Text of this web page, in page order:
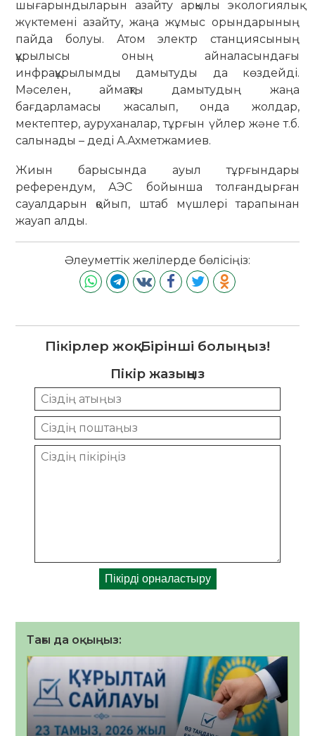
шығарындыларын азайту арқылы экологиялық
жүктемені азайту, жаңа жұмыс орындарының
пайда болуы. Атом электр станциясының
құрылысы оның айналасындағы
инфрақұрылымды дамытуды да көздейді.
Мәселен, аймақты дамытудың жаңа
бағдарламасы жасалып, онда жолдар,
мектептер, ауруханалар, тұрғын үйлер және т.б.
салынады – деді А.Ахметжамиев.
Жиын барысында ауыл тұрғындары
референдум, АЭС бойынша толғандырған
сауалдарын қойып, штаб мүшлері тарапынан
жауап алды.
Әлеуметтік желілерде бөлісіңіз:
Пікірлер жоқ. Бірінші болыңыз!
Пікір жазыңыз
Тағы да оқыңыз: